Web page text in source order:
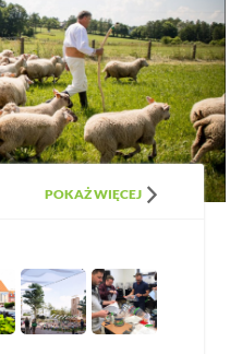
POKAŻ WIĘCEJ